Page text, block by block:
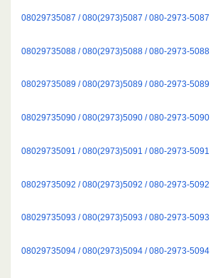
08029735087 / 080(2973)5087 / 080-2973-5087
08029735088 / 080(2973)5088 / 080-2973-5088
08029735089 / 080(2973)5089 / 080-2973-5089
08029735090 / 080(2973)5090 / 080-2973-5090
08029735091 / 080(2973)5091 / 080-2973-5091
08029735092 / 080(2973)5092 / 080-2973-5092
08029735093 / 080(2973)5093 / 080-2973-5093
08029735094 / 080(2973)5094 / 080-2973-5094